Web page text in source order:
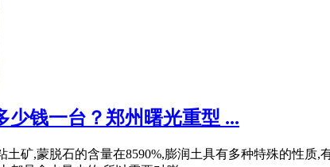
少钱一台？郑州曙光重型 ...
矿,蒙脱石的含量在8590%,膨润土具有多种特殊的性